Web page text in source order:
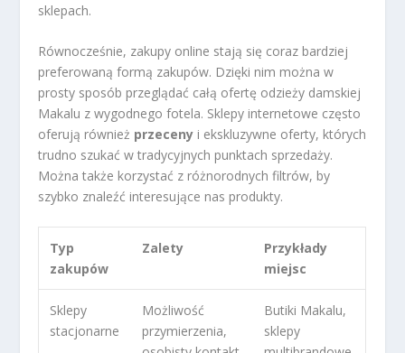
sklepach.
Równocześnie, zakupy online stają się coraz bardziej
preferowaną formą zakupów. Dzięki nim można w
prosty sposób przeglądać całą ofertę odzieży damskiej
Makalu z wygodnego fotela. Sklepy internetowe często
oferują również przeceny i ekskluzywne oferty, których
trudno szukać w tradycyjnych punktach sprzedaży.
Można także korzystać z różnorodnych filtrów, by
szybko znaleźć interesujące nas produkty.
Typ
zakupów
Zalety
Przykłady
miejsc
Sklepy
stacjonarne
Możliwość
przymierzenia,
Butiki Makalu,
sklepy